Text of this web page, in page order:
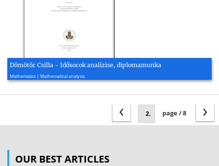
Dömötör Csilla - Idősorok analízise, diplomamunka
Mathematics | Mathematical analysis
›
page / 8
‹
OUR BEST ARTICLES